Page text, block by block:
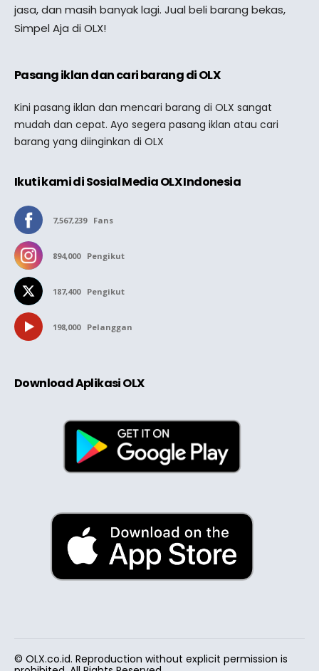
jasa, dan masih banyak lagi. Jual beli barang bekas,
Simpel Aja di OLX!
Pasang iklan dan cari barang di OLX
Kini pasang iklan dan mencari barang di OLX sangat
mudah dan cepat. Ayo segera pasang iklan atau cari
barang yang diinginkan di OLX
Ikuti kami di Sosial Media OLX Indonesia
7,567,239 Fans
894,000 Pengikut
187,400 Pengikut
198,000 Pelanggan
Download Aplikasi OLX
© OLX.co.id. Reproduction without explicit permission is